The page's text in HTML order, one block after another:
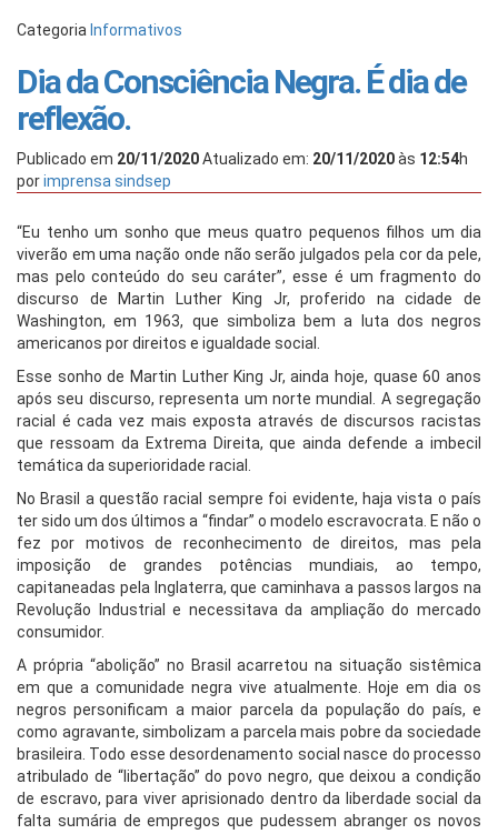
Categoria Informativos
Dia da Consciência Negra. É dia de
reflexão.
Publicado em 20/11/2020Atualizado em: 20/11/2020às 12:54h
porimprensa sindsep
“Eu tenho um sonho que meus quatro pequenos filhos um dia
viverão em uma nação onde não serão julgados pela cor da pele,
mas pelo conteúdo do seu caráter”, esse é um fragmento do
discurso de Martin Luther King Jr, proferido na cidade de
Washington, em 1963, que simboliza bem a luta dos negros
americanos por direitos e igualdade social.
Esse sonho de Martin Luther King Jr, ainda hoje, quase 60 anos
após seu discurso, representa um norte mundial. A segregação
racial é cada vez mais exposta através de discursos racistas
que ressoam da Extrema Direita, que ainda defende a imbecil
temática da superioridade racial.
No Brasil a questão racial sempre foi evidente, haja vista o país
ter sido um dos últimos a “findar” o modelo escravocrata. E não o
fez por motivos de reconhecimento de direitos, mas pela
imposição de grandes potências mundiais, ao tempo,
capitaneadas pela Inglaterra, que caminhava a passos largos na
Revolução Industrial e necessitava da ampliação do mercado
consumidor.
A própria “abolição” no Brasil acarretou na situação sistêmica
em que a comunidade negra vive atualmente. Hoje em dia os
negros personificam a maior parcela da população do país, e
como agravante, simbolizam a parcela mais pobre da sociedade
brasileira. Todo esse desordenamento social nasce do processo
atribulado de “libertação” do povo negro, que deixou a condição
de escravo, para viver aprisionado dentro da liberdade social da
falta sumária de empregos que pudessem abranger os novos